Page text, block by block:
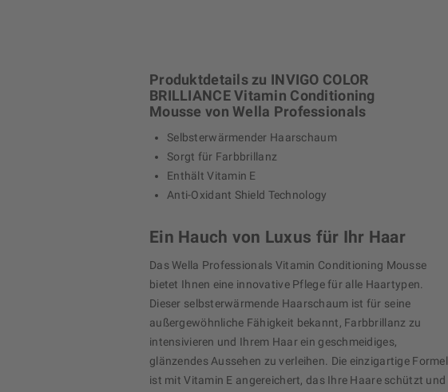
Produktdetails zu INVIGO COLOR
BRILLIANCE Vitamin Conditioning
Mousse von Wella Professionals
Selbsterwärmender Haarschaum
Sorgt für Farbbrillanz
Enthält Vitamin E
Anti-Oxidant Shield Technology
Ein Hauch von Luxus für Ihr Haar
Das Wella Professionals Vitamin Conditioning Mousse
bietet Ihnen eine innovative Pflege für alle Haartypen.
Dieser selbsterwärmende Haarschaum ist für seine
außergewöhnliche Fähigkeit bekannt, Farbbrillanz zu
intensivieren und Ihrem Haar ein geschmeidiges,
glänzendes Aussehen zu verleihen. Die einzigartige Formel
ist mit Vitamin E angereichert, das Ihre Haare schützt und